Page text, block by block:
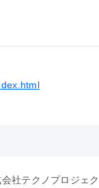
社テクノプロジェ